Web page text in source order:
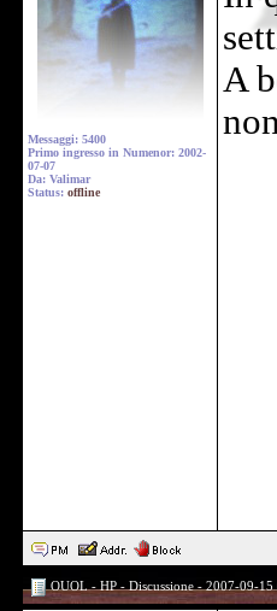
Messaggi: 5400
Primo ingresso in Numenor: 2002-
07-07
Da: Valimar
Status: offline
A
OUOL - HP - Discussione - 2007-09-15